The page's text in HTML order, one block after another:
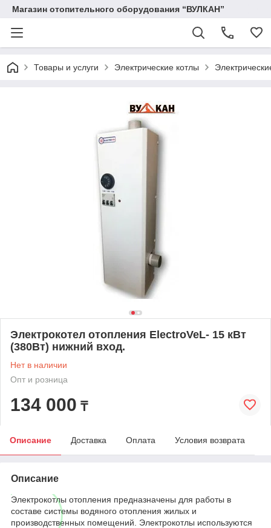
Магазин отопительного оборудования “ВУЛКАН”
Товары и услуги Электрические котлы
Электрокотел отопления ElectroVeL- 15 кВт
(380Вт) нижний вход.
Нет в наличии
Опт и розница
134 000 ₸
Описание Доставка Оплата Условия возврата
Описание
Электрокотлы отопления предназначены для работы в
составе системы водяного отопления жилых и
производственных помещений. Электрокотлы используются